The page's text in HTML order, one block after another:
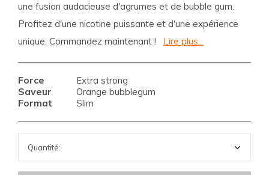
une fusion audacieuse d'agrumes et de bubble gum.
Profitez d'une nicotine puissante et d'une expérience
unique. Commandez maintenant !
Lire plus...
Force Extra strong
Saveur Orange bubblegum
Format Slim